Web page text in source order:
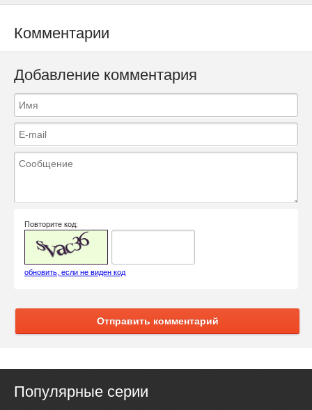
Комментарии
Добавление комментария
Повторите код:
обновить, если не виден код
Отправить комментарий
Популярные серии